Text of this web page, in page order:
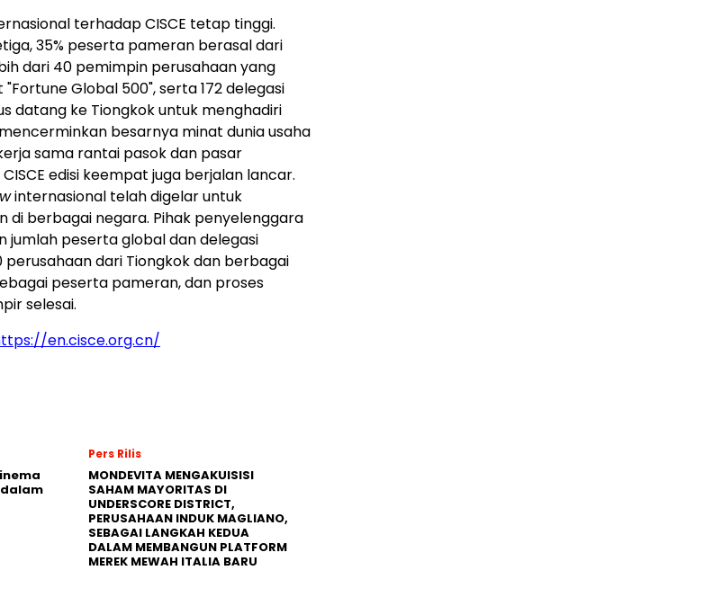
terhadap CISCE tetap tinggi.
35% peserta pameran berasal dari
dari 40 pemimpin perusahaan yang
Global 500", serta 172 delegasi
datang ke Tiongkok untuk menghadiri
besarnya minat dunia usaha
sama rantai pasok dan pasar
edisi keempat juga berjalan lancar.
internasional telah digelar untuk
di berbagai negara. Pihak penyelenggara
jumlah peserta global dan delegasi
perusahaan dari Tiongkok dan berbagai
peserta pameran, dan proses
selesai.
en.cisce.org.cn/
Pers Rilis
MONDEVITA MENGAKUISISI
SAHAM MAYORITAS DI
UNDERSCORE DISTRICT,
PERUSAHAAN INDUK MAGLIANO,
SEBAGAI LANGKAH KEDUA
DALAM MEMBANGUN PLATFORM
MEREK MEWAH ITALIA BARU